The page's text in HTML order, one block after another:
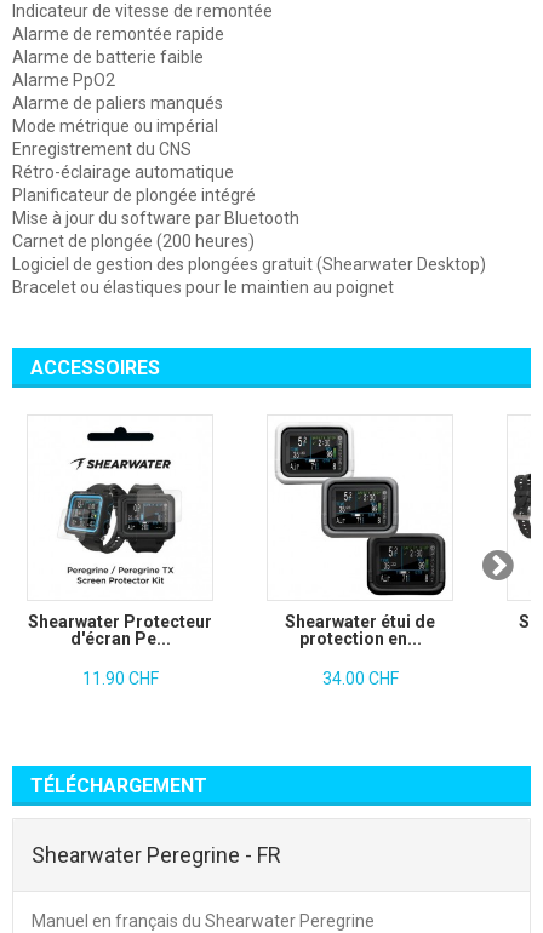
Indicateur de vitesse de remontée
Alarme de remontée rapide
Alarme de batterie faible
Alarme PpO2
Alarme de paliers manqués
Mode métrique ou impérial
Enregistrement du CNS
Rétro-éclairage automatique
Planificateur de plongée intégré
Mise à jour du software par Bluetooth
Carnet de plongée (200 heures)
Logiciel de gestion des plongées gratuit (Shearwater Desktop)
Bracelet ou élastiques pour le maintien au poignet
ACCESSOIRES
Shearwater Protecteur
d'écran Pe...
11.90 CHF
Shearwater étui de
protection en...
34.00 CHF
TÉLÉCHARGEMENT
Shearwater Peregrine - FR
Manuel en français du Shearwater Peregrine